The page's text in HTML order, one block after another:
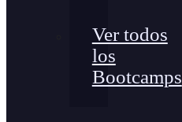
Ver todos
los
Bootcamps